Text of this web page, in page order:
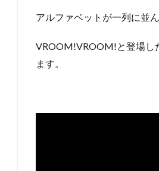
アルファベットが一列に並
VROOM!VROOM!と登場し
ます。